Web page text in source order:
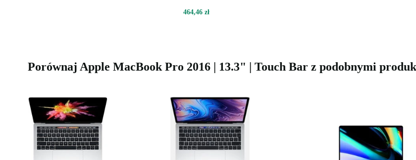
464,46 zł
Porównaj Apple MacBook Pro 2016 | 13.3" | Touch Bar z podobnymi